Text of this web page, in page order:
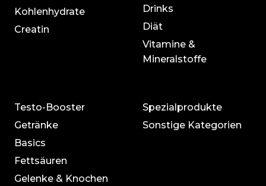
Kohlenhydrate
Creatin
Drinks
Diät
Vitamine &
Mineralstoffe
Testo-Booster
Getränke
Basics
Fettsäuren
Gelenke & Knochen
Spezialprodukte
Sonstige Kategorien